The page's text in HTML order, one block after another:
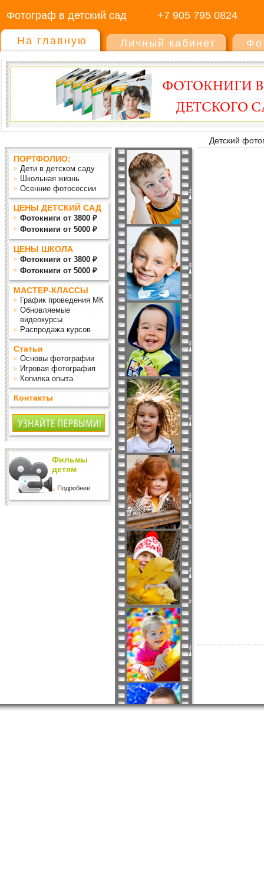
Фотограф в детский сад +7 905 795 0824
На главную Личный кабинет
Детский
ПОРТФОЛИО:
Дети в детском саду
Школьная жизнь
Осенние фотосессии
ЦЕНЫ ДЕТСКИЙ САД
Фотокниги от 3800 ₽
Фотокниги от 5000 ₽
ЦЕНЫ ШКОЛА
Фотокниги от 3800 ₽
Фотокниги от 5000 ₽
МАСТЕР-КЛАССЫ
График проведения МК
Обновляемые
видеокурсы
Распродажа курсов
Статьи
Основы фотографии
Игровая фотография
Копилка опыта
Контакты
Фильмы
детям
Подробнее